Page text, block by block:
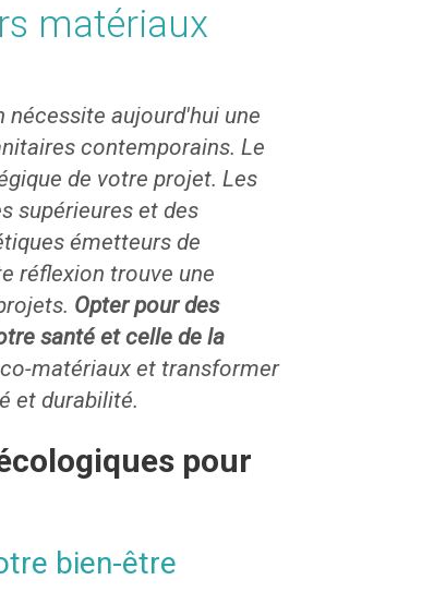
matériaux
aujourd'hui une
contemporains. Le
de votre projet. Les
supérieures et des
émetteurs de
réflexion trouve une
Opter pour des
santé et celle de la
matériaux et transformer
et durabilité.
pour
bien-être